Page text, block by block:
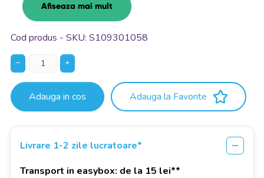
Afiseaza mai mult
Cod produs - SKU S109301058
− +
Adauga in cos Adauga la Favorite
Livrare 1-2 zile lucratoare*
Transport in easybox: de la 15 lei**